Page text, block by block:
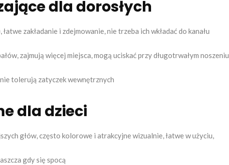
dla dorosłych
zakładanie i zdejmowanie, nie trzeba ich wkładać do kanału
zajmują więcej miejsca, mogą uciskać przy długotrwałym noszeniu
tolerują zatyczek wewnętrznych
dla dzieci
głów, często kolorowe i atrakcyjne wizualnie, łatwe w użyciu,
gdy się spocą